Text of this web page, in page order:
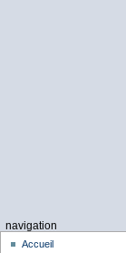
navigation
Accueil